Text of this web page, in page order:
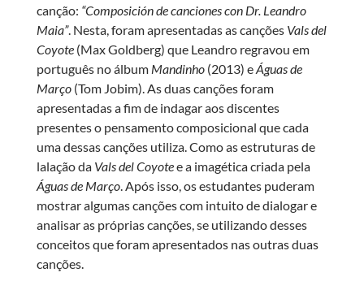
canção: “Composición de canciones con Dr. Leandro
Maia”. Nesta, foram apresentadas as canções Vals del
Coyote(Max Goldberg) que Leandro regravou em
português no álbum Mandinho (2013) eÁguas de
Março(Tom Jobim). As duas canções foram
apresentadas a fim de indagar aos discentes
presentes o pensamento composicional que cada
uma dessas canções utiliza. Como as estruturas de
lalação da Vals del Coyotee a imagética criada pela
Águas de Março. Após isso, os estudantes puderam
mostrar algumas canções com intuito de dialogar e
analisar as próprias canções, se utilizando desses
conceitos que foram apresentados nas outras duas
canções.